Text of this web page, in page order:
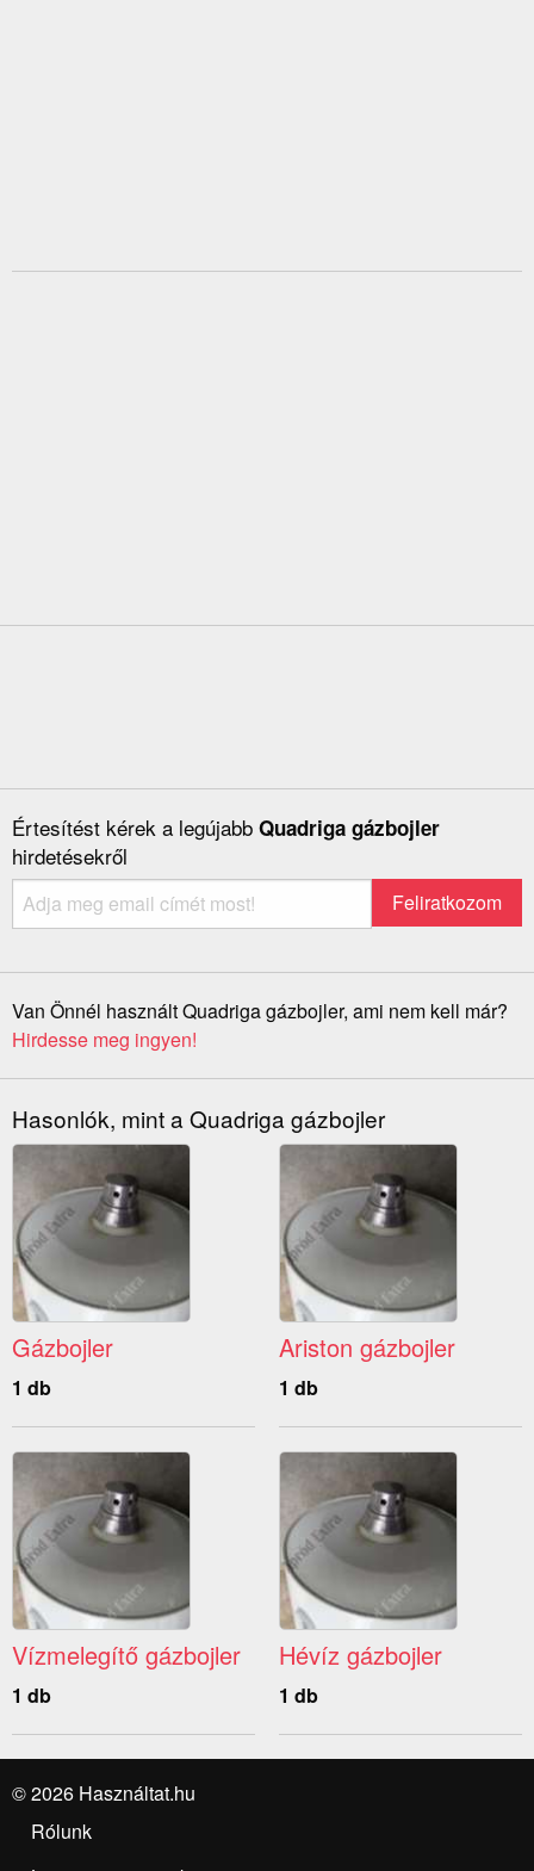
Értesítést kérek a legújabb Quadriga gázbojler
hirdetésekről
Van Önnél használt Quadriga gázbojler, ami nem kell már?
Hirdesse meg ingyen!
Hasonlók, mint a Quadriga gázbojler
Gázbojler
1 db
Ariston gázbojler
1 db
Vízmelegítő gázbojler
1 db
Hévíz gázbojler
1 db
© 2026 Használtat.hu
Rólunk